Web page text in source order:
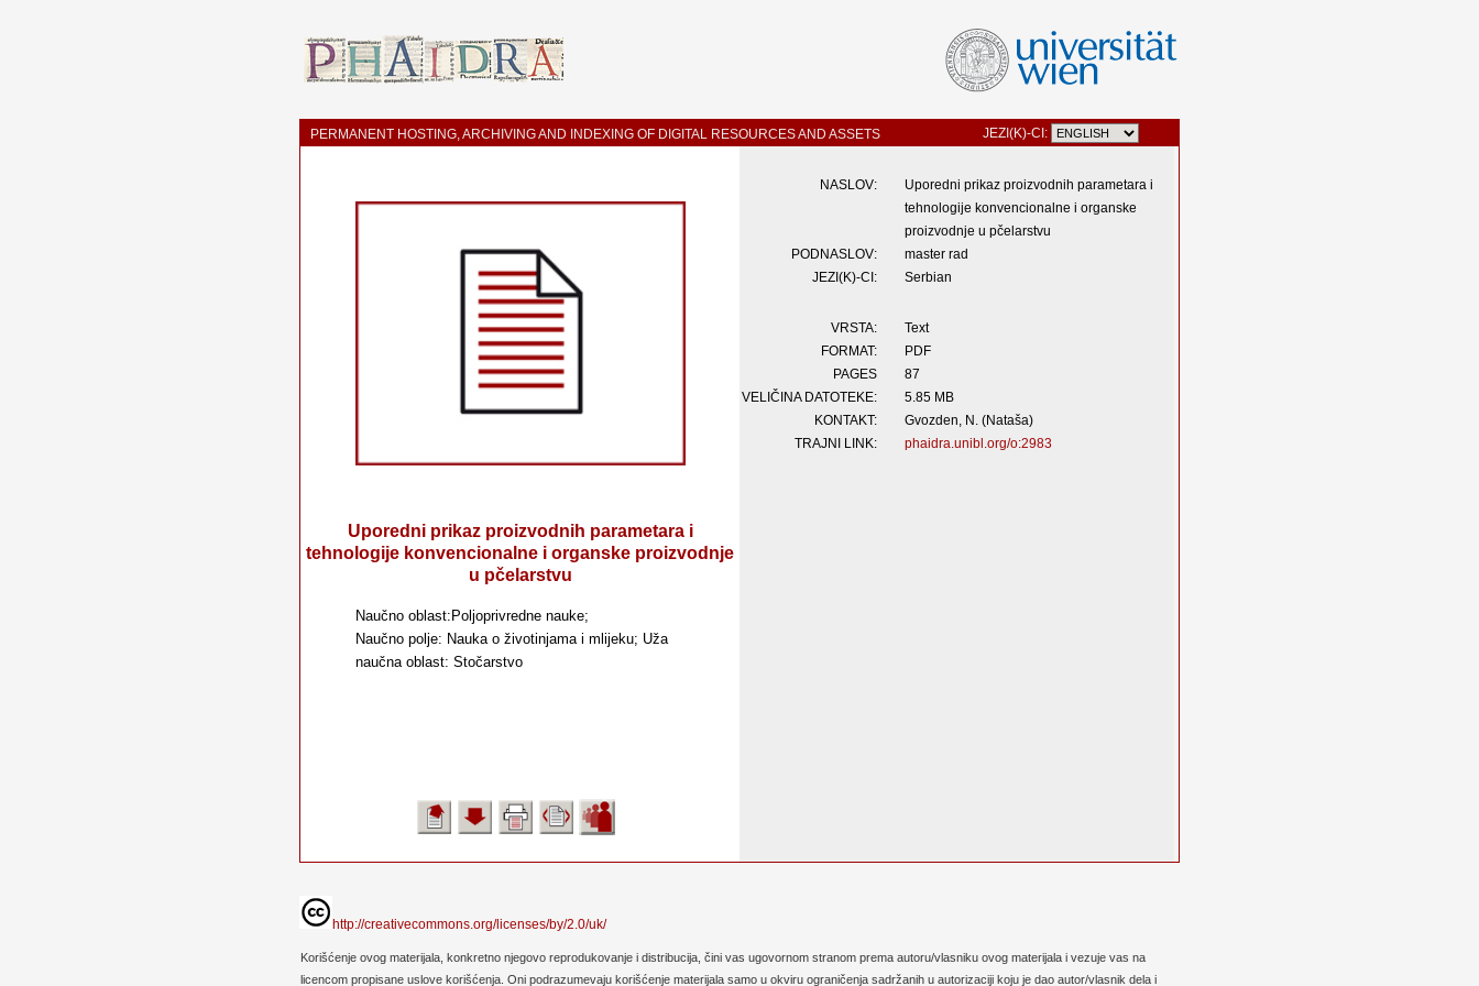
PERMANENT HOSTING, ARCHIVING AND INDEXING OF DIGITAL RESOURCES AND ASSETS JEZI(K)-CI:
Uporedni prikaz proizvodnih parametara i
tehnologije konvencionalne i organske proizvodnje
u pčelarstvu
Naučno oblast:Poljoprivredne nauke;
Naučno polje: Nauka o životinjama i mlijeku; Uža
naučna oblast: Stočarstvo
NASLOV:
Uporedni prikaz proizvodnih parametara i
tehnologije konvencionalne i organske
proizvodnje u pčelarstvu
PODNASLOV:
master rad
JEZI(K)-CI:
Serbian
VRSTA:
Text
FORMAT:
PDF
PAGES
87
VELIČINA DATOTEKE:
5.85 MB
KONTAKT:
Gvozden, N. (Nataša)
TRAJNI LINK:
phaidra.unibl.org/o:2983
http://creativecommons.org/licenses/by/2.0/uk/
Korišćenje ovog materijala, konkretno njegovo reprodukovanje i distribucija, čini vas ugovornom stranom prema autoru/vlasniku ovog materijala i vezuje vas na
licencom propisane uslove korišćenja. Oni podrazumevaju korišćenje materijala samo u okviru ograničenja sadržanih u autorizaciji koju je dao autor/vlasnik dela i